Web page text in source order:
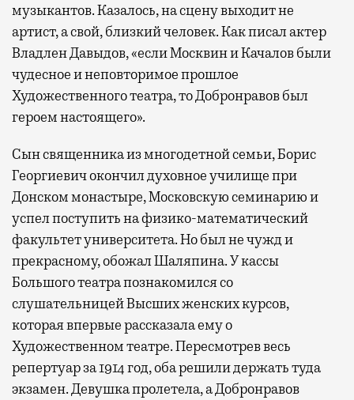
музыкантов. Казалось, на сцену выходит не
артист, а свой, близкий человек. Как писал актер
Владлен Давыдов, «если Москвин и Качалов были
чудесное и неповторимое прошлое
Художественного театра, то Добронравов был
героем настоящего».
Сын священника из многодетной семьи, Борис
Георгиевич окончил духовное училище при
Донском монастыре, Московскую семинарию и
успел поступить на физико-математический
факультет университета. Но был не чужд и
прекрасному, обожал Шаляпина. У кассы
Большого театра познакомился со
слушательницей Высших женских курсов,
которая впервые рассказала ему о
Художественном театре. Пересмотрев весь
репертуар за 1914 год, оба решили держать туда
экзамен. Девушка пролетела, а Добронравов